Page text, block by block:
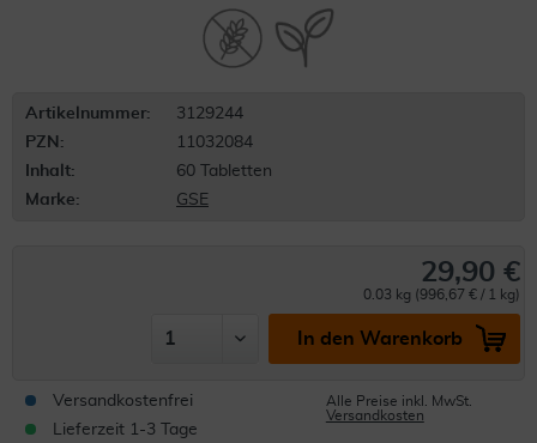
Artikelnummer:
3129244
PZN:
11032084
Inhalt:
60 Tabletten
Marke:
GSE
29,90 €
0.03 kg (996,67 € / 1 kg)
In den Warenkorb
Versandkostenfrei
Lieferzeit 1-3 Tage
Alle Preise inkl. MwSt.
Versandkosten